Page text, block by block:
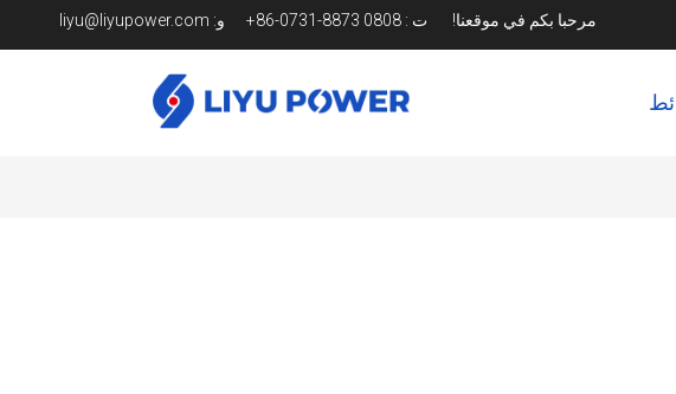
مرحبا بكم في موقعنا! ت : و: liyu@liyupower.com